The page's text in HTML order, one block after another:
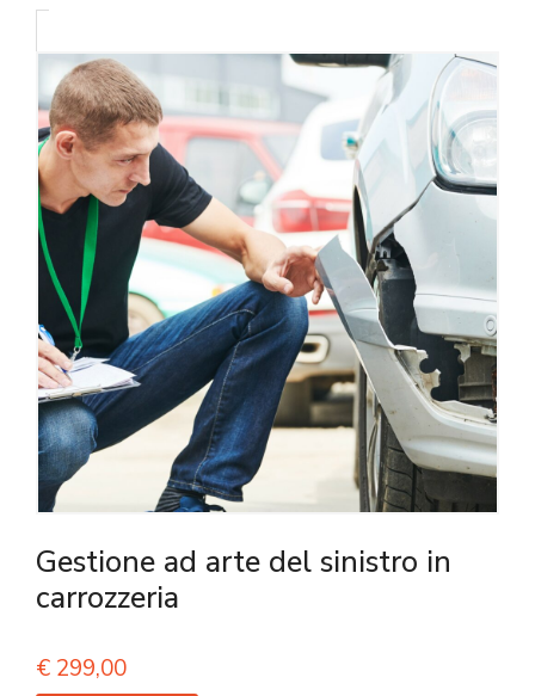
Gestione ad arte del sinistro in
carrozzeria
€ 299,00